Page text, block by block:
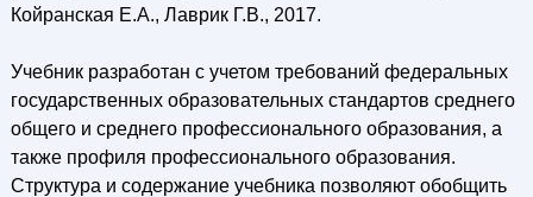
Койранская Е.А., Лаврик Г.В., 2017.
Учебник разработан с учетом требований федеральных
государственных образовательных стандартов среднего
общего и среднего профессионального образования, а
также профиля профессионального образования.
Структура и содержание учебника позволяют обобщить